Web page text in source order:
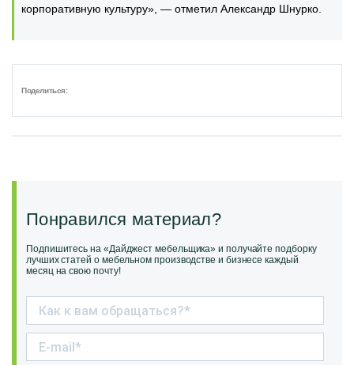
корпоративную культуру», — отметил Александр Шнурко.
Поделиться:
Понравился материал?
Подпишитесь на «Дайджест мебельщика» и получайте подборку
лучших статей о мебельном производстве и бизнесе каждый
месяц на свою почту!